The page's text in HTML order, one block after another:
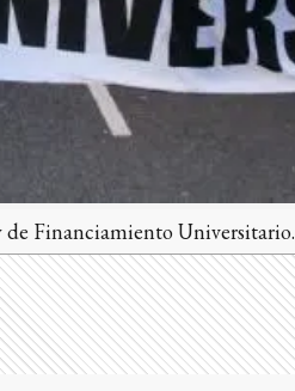
de Financiamiento Universitario.